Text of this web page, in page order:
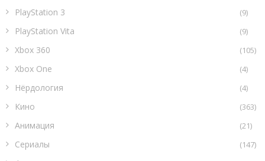
PlayStation 3 (9)
PlayStation Vita (9)
Xbox 360 (105)
Xbox One (4)
Нёрдология (4)
Кино (363)
Анимация (21)
Сериалы (147)